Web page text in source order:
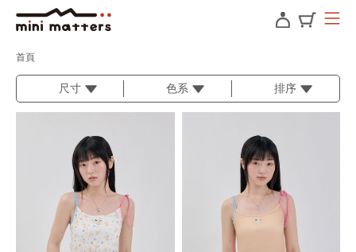
首頁
尺寸 色系 排序